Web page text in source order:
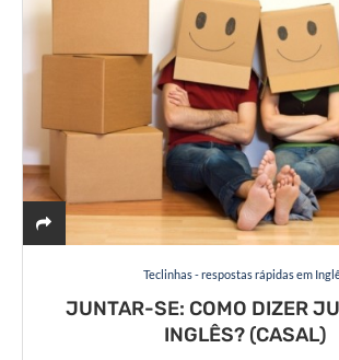
Teclinhas - respostas rápidas em
JUNTAR-SE: COMO DIZER
INGLÊS? (CASAL)